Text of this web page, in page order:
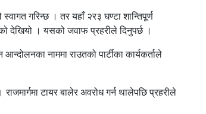
गरिन्छ । तर यहाँ २र३ घण्टा शान्तिपूर्ण
देखियो । यसको जवाफ प्रहरीले दिनुपर्छ ।
नाममा राउतको पार्टीका कार्यकर्ताले
टायर बालेर अवरोध गर्न थालेपछि प्रहरीले